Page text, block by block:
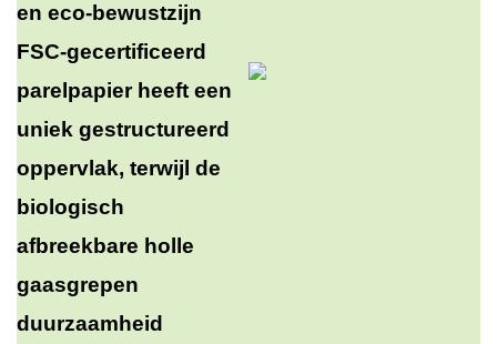
en eco-bewustzijn
FSC-gecertificeerd
parelpapier heeft een
uniek gestructureerd
oppervlak, terwijl de
biologisch
afbreekbare holle
gaasgrepen
duurzaamheid